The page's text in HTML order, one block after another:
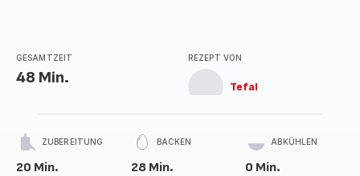
GESAMTZEIT
48 Min.
REZEPT VON
Tefal
ZUBEREITUNG
20 Min.
BACKEN
28 Min.
ABKÜHLEN
0 Min.